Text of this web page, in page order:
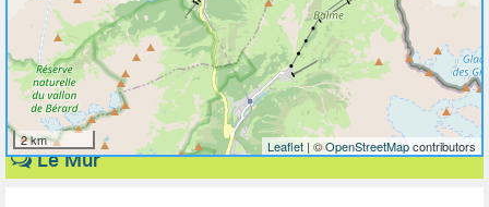
2 km Leaflet | ©OpenStreetMapcontributors
Le Mur